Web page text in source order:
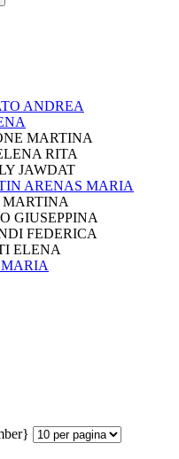
ANDREA
MARTINA
RITA
JAWDAT
ARENAS MARIA
MARTINA
GIUSEPPINA
FEDERICA
ELENA